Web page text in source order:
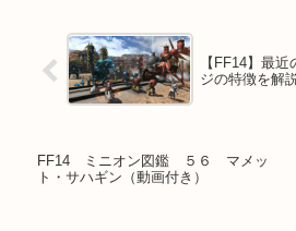
【FF14】最
ジの特徴を解
FF14 ミニオン図鑑 ５６ マメッ
ト・サハギン（動画付き）